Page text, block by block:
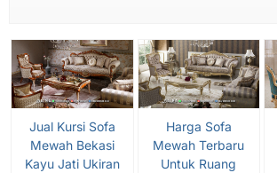
Jual Kursi Sofa
Mewah Bekasi
Kayu Jati Ukiran
Harga Sofa
Mewah Terbaru
Untuk Ruang